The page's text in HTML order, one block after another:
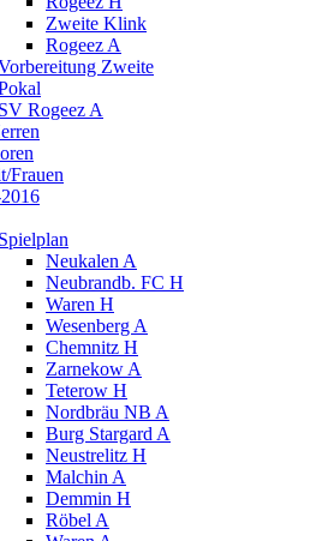
Zweite Klink
Rogeez A
Zweite
SV Rogeez A
Frauen
Spielplan
Neukalen A
Neubrandb. FC H
Waren H
Wesenberg A
Chemnitz H
Zarnekow A
Teterow H
Nordbräu NB A
Burg Stargard A
Neustrelitz H
Malchin A
Demmin H
Röbel A